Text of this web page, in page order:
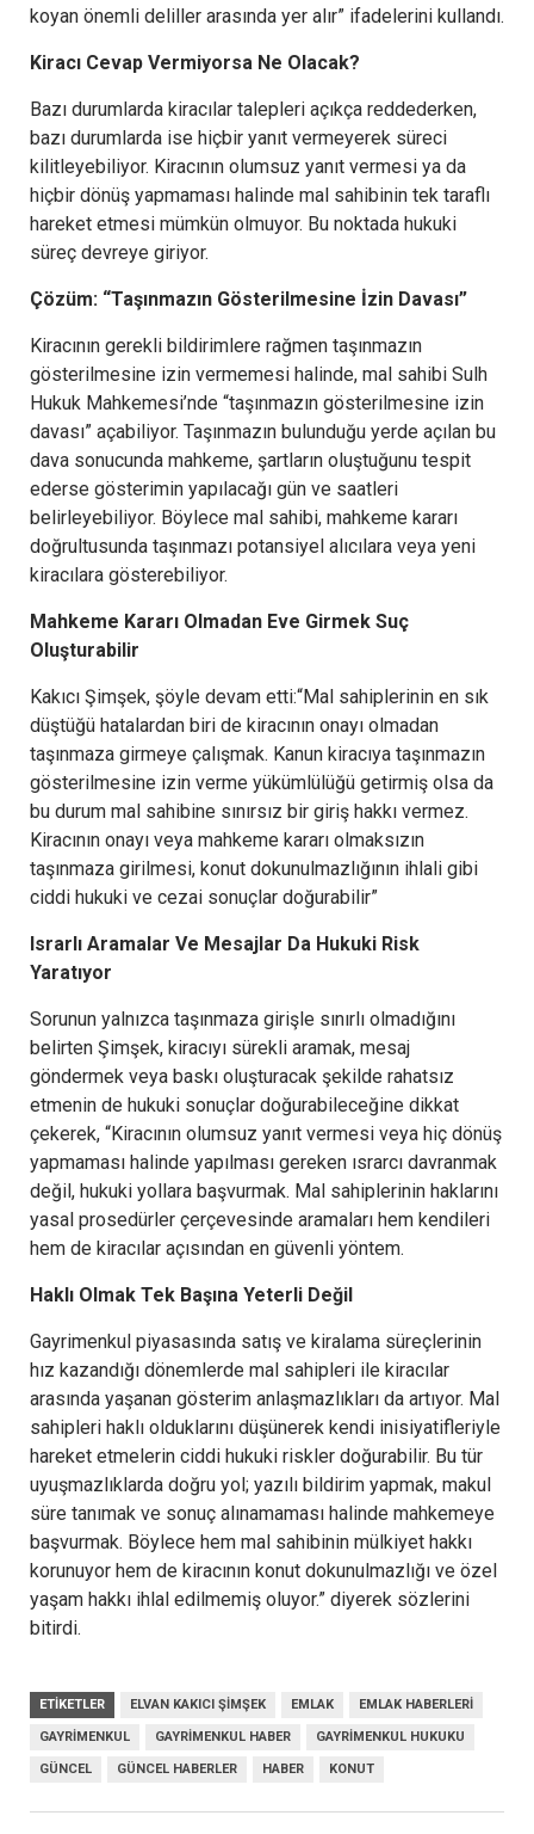
koyan önemli deliller arasında yer alır” ifadelerini kullandı.
Kiracı Cevap Vermiyorsa Ne Olacak?
Bazı durumlarda kiracılar talepleri açıkça reddederken,
bazı durumlarda ise hiçbir yanıt vermeyerek süreci
kilitleyebiliyor. Kiracının olumsuz yanıt vermesi ya da
hiçbir dönüş yapmaması halinde mal sahibinin tek taraflı
hareket etmesi mümkün olmuyor. Bu noktada hukuki
süreç devreye giriyor.
Çözüm: “Taşınmazın Gösterilmesine İzin Davası”
Kiracının gerekli bildirimlere rağmen taşınmazın
gösterilmesine izin vermemesi halinde, mal sahibi Sulh
Hukuk Mahkemesi’nde “taşınmazın gösterilmesine izin
davası” açabiliyor. Taşınmazın bulunduğu yerde açılan bu
dava sonucunda mahkeme, şartların oluştuğunu tespit
ederse gösterimin yapılacağı gün ve saatleri
belirleyebiliyor. Böylece mal sahibi, mahkeme kararı
doğrultusunda taşınmazı potansiyel alıcılara veya yeni
kiracılara gösterebiliyor.
Mahkeme Kararı Olmadan Eve Girmek Suç
Oluşturabilir
Kakıcı Şimşek, şöyle devam etti:“Mal sahiplerinin en sık
düştüğü hatalardan biri de kiracının onayı olmadan
taşınmaza girmeye çalışmak. Kanun kiracıya taşınmazın
gösterilmesine izin verme yükümlülüğü getirmiş olsa da
bu durum mal sahibine sınırsız bir giriş hakkı vermez.
Kiracının onayı veya mahkeme kararı olmaksızın
taşınmaza girilmesi, konut dokunulmazlığının ihlali gibi
ciddi hukuki ve cezai sonuçlar doğurabilir”
Israrlı Aramalar Ve Mesajlar Da Hukuki Risk
Yaratıyor
Sorunun yalnızca taşınmaza girişle sınırlı olmadığını
belirten Şimşek, kiracıyı sürekli aramak, mesaj
göndermek veya baskı oluşturacak şekilde rahatsız
etmenin de hukuki sonuçlar doğurabileceğine dikkat
çekerek, “Kiracının olumsuz yanıt vermesi veya hiç dönüş
yapmaması halinde yapılması gereken ısrarcı davranmak
değil, hukuki yollara başvurmak. Mal sahiplerinin haklarını
yasal prosedürler çerçevesinde aramaları hem kendileri
hem de kiracılar açısından en güvenli yöntem.
Haklı Olmak Tek Başına Yeterli Değil
Gayrimenkul piyasasında satış ve kiralama süreçlerinin
hız kazandığı dönemlerde mal sahipleri ile kiracılar
arasında yaşanan gösterim anlaşmazlıkları da artıyor. Mal
sahipleri haklı olduklarını düşünerek kendi inisiyatifleriyle
hareket etmelerin ciddi hukuki riskler doğurabilir. Bu tür
uyuşmazlıklarda doğru yol; yazılı bildirim yapmak, makul
süre tanımak ve sonuç alınamaması halinde mahkemeye
başvurmak. Böylece hem mal sahibinin mülkiyet hakkı
korunuyor hem de kiracının konut dokunulmazlığı ve özel
yaşam hakkı ihlal edilmemiş oluyor.” diyerek sözlerini
bitirdi.
ETIKETLER ELVAN KAKICI ŞIMŞEK EMLAK EMLAK HABERLERI
GAYRIMENKUL GAYRIMENKUL HABER GAYRIMENKUL HUKUKU
GÜNCEL GÜNCEL HABERLER HABER KONUT